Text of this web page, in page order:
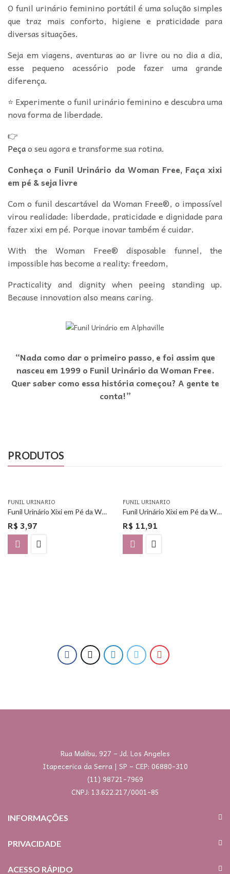
O funil urinário feminino portátil é uma solução simples
que traz mais conforto, higiene e praticidade para
diversas situações.
Seja em viagens, aventuras ao ar livre ou no dia a dia,
esse pequeno acessório pode fazer uma grande
diferença.
⭐ Experimente o funil urinário feminino e descubra uma
nova forma de liberdade.
👉
Peçao seu agora e transforme sua rotina.
Conheça o Funil Urinário da Woman Free, Faça xixi
em pé & seja livre
Com o funil descartável da Woman Free®, o impossível
virou realidade: liberdade, praticidade e dignidade para
fazer xixi em pé. Porque inovar também é cuidar.
With the Woman Free® disposable funnel, the
impossible has become a reality: freedom,
Practicality and dignity when peeing standing up.
Because innovation also means caring.
“Nada como dar o primeiro passo, e foi assim que
nasceu em 1999 o Funil Urinário da Woman Free.
Quer saber como essa história começou? A gente te
conta!”
PRODUTOS
FUNIL URINARIO
Funil Urinário Xixi em Pé da Woman Free – Unitário
R$3,97
FUNIL URINARIO
Funil Urinário Xixi em Pé da Woman Free – Com 3 Unidades
R$ 11,91
Rua Malibu, 927 – Jd. Los Angeles
Itapecerica da Serra | SP – CEP: 06880-310
(11) 98721-7969
CNPJ: 13.622.217/0001-85
INFORMAÇÕES
PRIVACIDADE
ACESSO RÁPIDO